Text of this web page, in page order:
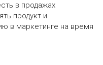
в продажах
продукт и
в маркетинге на время